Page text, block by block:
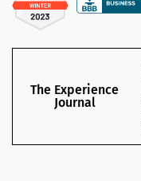
The Experience
Journal